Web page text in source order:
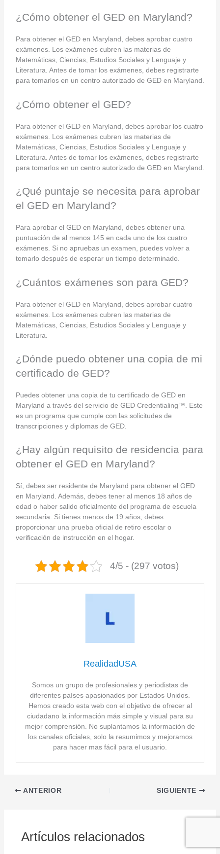
¿Cómo obtener el GED en Maryland?
Para obtener el GED en Maryland, debes aprobar cuatro
exámenes. Los exámenes cubren las materias de
Matemáticas, Ciencias, Estudios Sociales y Lenguaje y
Literatura. Antes de tomar los exámenes, debes registrarte
para tomarlos en un centro autorizado de GED en Maryland.
¿Cómo obtener el GED?
Para obtener el GED en Maryland, debes aprobar los cuatro
exámenes. Los exámenes cubren las materias de
Matemáticas, Ciencias, Estudios Sociales y Lenguaje y
Literatura. Antes de tomar los exámenes, debes registrarte
para tomarlos en un centro autorizado de GED en Maryland.
¿Qué puntaje se necesita para aprobar
el GED en Maryland?
Para aprobar el GED en Maryland, debes obtener una
puntuación de al menos 145 en cada uno de los cuatro
exámenes. Si no apruebas un examen, puedes volver a
tomarlo después de esperar un tiempo determinado.
¿Cuántos exámenes son para GED?
Para obtener el GED en Maryland, debes aprobar cuatro
exámenes. Los exámenes cubren las materias de
Matemáticas, Ciencias, Estudios Sociales y Lenguaje y
Literatura.
¿Dónde puedo obtener una copia de mi
certificado de GED?
Puedes obtener una copia de tu certificado de GED en
Maryland a través del servicio de GED Credentialing™. Este
es un programa que cumple con las solicitudes de
transcripciones y diplomas de GED.
¿Hay algún requisito de residencia para
obtener el GED en Maryland?
Sí, debes ser residente de Maryland para obtener el GED
en Maryland. Además, debes tener al menos 18 años de
edad o haber salido oficialmente del programa de escuela
secundaria. Si tienes menos de 19 años, debes
proporcionar una prueba oficial de retiro escolar o
verificación de instrucción en el hogar.
4/5 - (297 votos)
RealidadUSA
Somos un grupo de profesionales y periodistas de
diferentes países apasionados por Estados Unidos.
Hemos creado esta web con el objetivo de ofrecer al
ciudadano la información más simple y visual para su
mejor comprensión. No suplantamos la información de
los canales oficiales, solo la resumimos y mejoramos
para hacer mas fácil para el usuario.
ANTERIOR SIGUIENTE
Artículos relacionados